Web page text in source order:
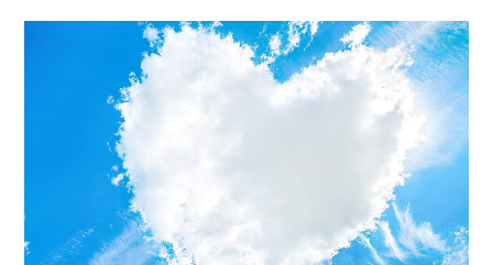
की सुंदर और शानदार धुन और सिय्योन की सुगंध जो दुनिया भर से आती है, रेडियो तरंग के
माध्यम से प्रसारित होती है, और यह हमें एलोहीम परमेश्वर का वह अनुग्रह महसूस कराती है
जो पृथ्वी के विपरीत दिशा में भी फैलता है। नया गीत उन संतों का संगीत है जो…